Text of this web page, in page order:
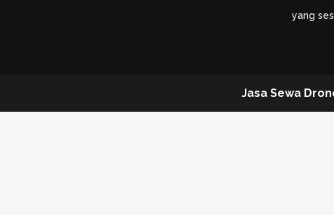
yang
Jasa Sewa